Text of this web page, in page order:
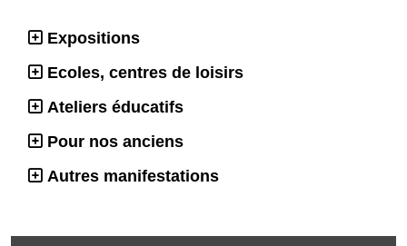
Expositions
Ecoles, centres de loisirs
Ateliers éducatifs
Pour nos anciens
Autres manifestations